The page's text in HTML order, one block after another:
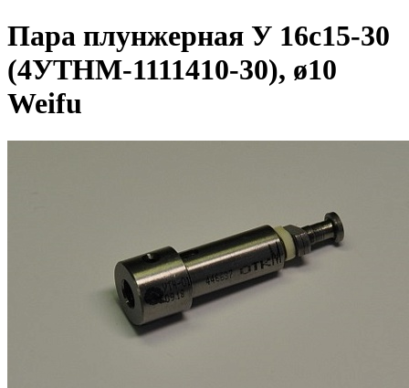
Пара плунжерная У 16с15-30
(4УТНМ-1111410-30), ø10
Weifu